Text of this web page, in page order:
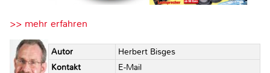
>> mehr erfahren
Autor
Herbert Bisges
Kontakt
E-Mail